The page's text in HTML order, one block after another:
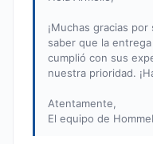
¡Muchas gracias
saber que la
cumplió con sus
nuestra prioridad.
Atentamente,
El equipo de